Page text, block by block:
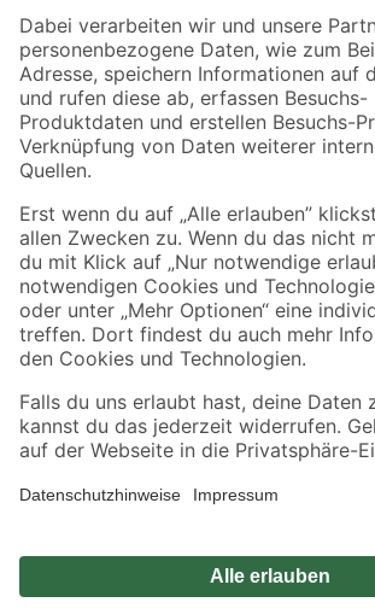
Zahlungsarten
Sicher einkaufen
Jetzt die toom-App herunterladen
Alle Preisangaben in EUR inkl. gesetzl. MwSt.. Die dargestellten
Umständen nicht in allen Märkten verfügbar. Die angegebenen
sich auf den unter "Mein Markt" ausgewählten toom Baumarkt.
*Paketversand ab 59 € versandkostenfrei, gilt nicht für Artikel mit
fallen zusätzliche Versandkosten an.
Privatsphäre Impressum